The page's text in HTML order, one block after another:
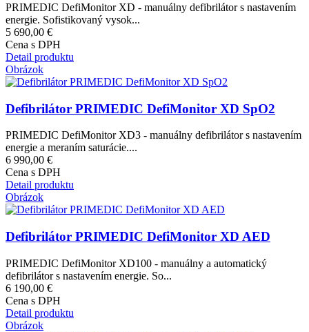
PRIMEDIC DefiMonitor XD - manuálny defibrilátor s nastavením
energie. Sofistikovaný vysok...
5 690,00 €
Cena s DPH
Detail produktu
Obrázok
Defibrilátor PRIMEDIC DefiMonitor XD SpO2
PRIMEDIC DefiMonitor XD3 - manuálny defibrilátor s nastavením
energie a meraním saturácie....
6 990,00 €
Cena s DPH
Detail produktu
Obrázok
Defibrilátor PRIMEDIC DefiMonitor XD AED
PRIMEDIC DefiMonitor XD100 - manuálny a automatický
defibrilátor s nastavením energie. So...
6 190,00 €
Cena s DPH
Detail produktu
Obrázok